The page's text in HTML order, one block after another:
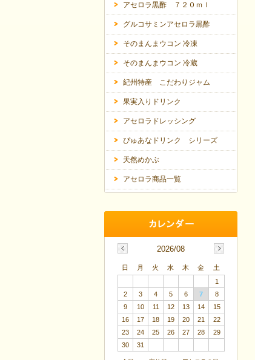
アセロラ黒酢 ７２０ｍｌ
グルコサミンアセロラ黒酢
そのまんまウコン 冷凍
そのまんまウコン 冷蔵
紀州特産 こだわりジャム
果実入りドリンク
アセロラドレッシング
ぴゅあなドリンク シリーズ
天然めかぶ
アセロラ商品一覧
2026/08
日 月 火 水 木 金
土
1
2
3 4 5 6 7
8
9
10 11 12 13 14
15
16
17 18 19 20 21
22
23
24 25 26 27 28
29
30
31